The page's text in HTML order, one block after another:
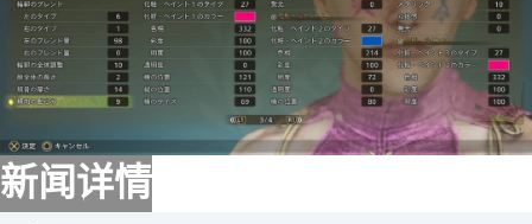
新闻详情